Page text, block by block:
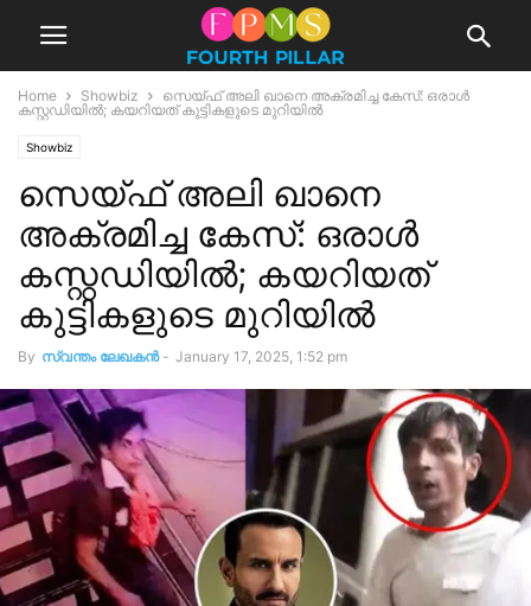
Home Showbiz
സെയ്ഫ് അലി ഖാനെ അക്രമിച്ച കേസ്: ഒരാൾ
കസ്റ്റഡിയിൽ; കയറിയത് കുട്ടികളുടെ മുറിയിൽ
Showbiz
സെയ്ഫ് അലി ഖാനെ
അക്രമിച്ച കേസ്: ഒരാൾ
കസ്റ്റഡിയിൽ; കയറിയത്
കുട്ടികളുടെ മുറിയിൽ
By സ്വന്തം ലേഖകന്‍ - January 17, 2025, 1:52 pm